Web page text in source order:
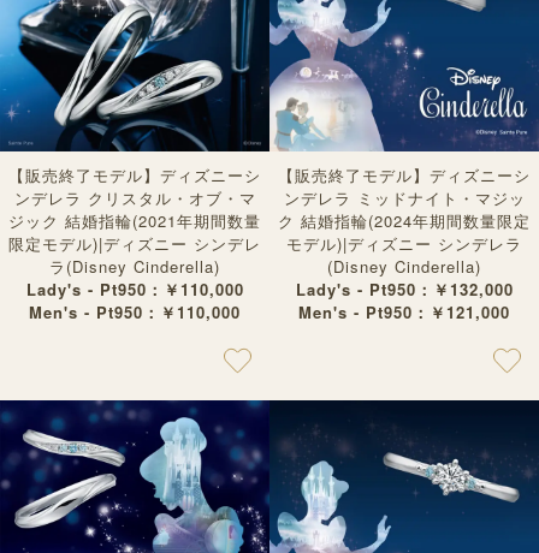
【販売終了モデル】ディズニーシ
ンデレラ クリスタル・オブ・マ
ジック 結婚指輪(2021年期間数量
限定モデル)|ディズニー シンデレ
ラ(Disney Cinderella)
Lady's - Pt950：￥110,000
Men's - Pt950：￥110,000
【販売終了モデル】ディズニーシ
ンデレラ ミッドナイト・マジッ
ク 結婚指輪(2024年期間数量限定
モデル)|ディズニー シンデレラ
(Disney Cinderella)
Lady's - Pt950：￥132,000
Men's - Pt950：￥121,000